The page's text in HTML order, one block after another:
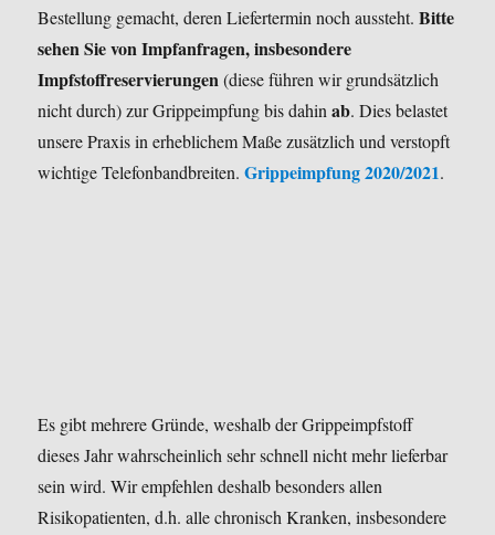
Bestellung gemacht, deren Liefertermin noch aussteht.Bitte
sehen Sie von Impfanfragen, insbesondere
Impfstoffreservierungen(diese führen wir grundsätzlich
nicht durch) zur Grippeimpfung bis dahinab. Dies belastet
unsere Praxis in erheblichem Maße zusätzlich und verstopft
wichtige Telefonbandbreiten.Grippeimpfung 2020/2021.
Es gibt mehrere Gründe, weshalb der Grippeimpfstoff
dieses Jahr wahrscheinlich sehr schnell nicht mehr lieferbar
sein wird. Wir empfehlen deshalb besonders allen
Risikopatienten, d.h. alle chronisch Kranken, insbesondere